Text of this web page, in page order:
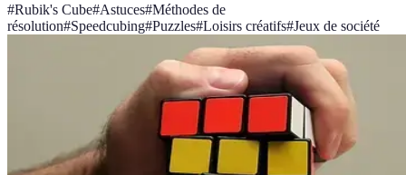
#Rubik's Cube#Astuces#Méthodes de
résolution#Speedcubing#Puzzles#Loisirs créatifs#Jeux de société